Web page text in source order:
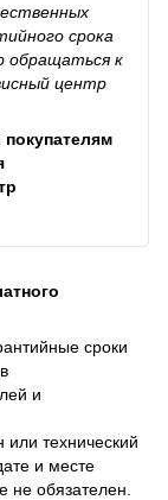
срока
обращаться к
центр
сроки
и
или технический
и месте
не обязателен.